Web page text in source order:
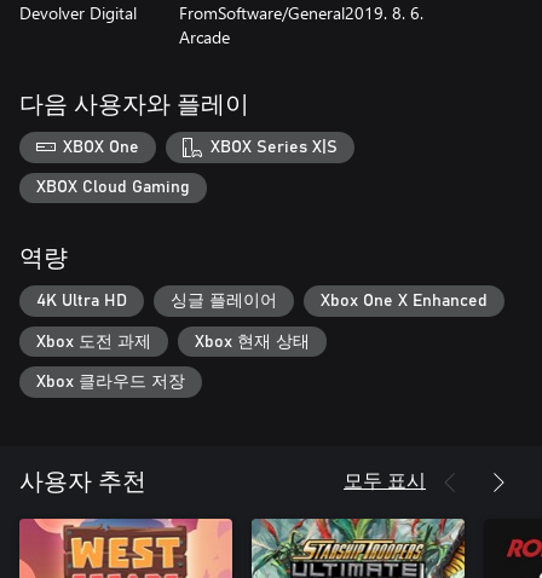
Devolver Digital
FromSoftware/General
Arcade
2019. 8. 6.
다음 사용자와 플레이
XBOX One XBOX Series X|S
XBOX Cloud Gaming
역량
4K Ultra HD 싱글 플레이어 Xbox One X Enhanced
Xbox 도전 과제 Xbox 현재 상태
Xbox 클라우드 저장
사용자 추천 모두 표시